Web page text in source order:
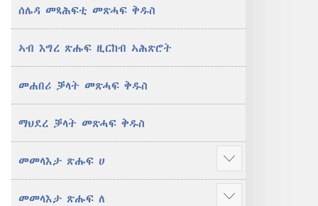
ሰሌዳ መጻሕፍቲ መጽሓፍ ቅዱስ
ኣብ እግረ ጽሑፍ ዚርከብ ኣሕጽሮት
መሐበሪ ቓላት መጽሓፍ ቅዱስ
ማህደረ ቓላት መጽሓፍ ቅዱስ
መመላእታ ጽሑፍ ሀ
more
መመላእታ ጽሑፍ ለ